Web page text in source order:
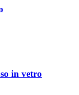
in vetro